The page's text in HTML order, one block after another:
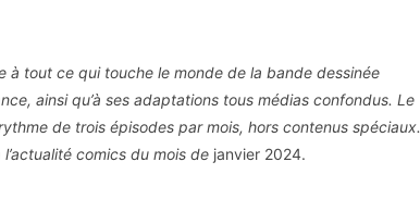
à tout ce qui touche le monde de la bande dessinée
ainsi qu’à ses adaptations tous médias confondus. Le
de trois épisodes par mois, hors contenus spéciaux.
comics du mois de janvier 2024.